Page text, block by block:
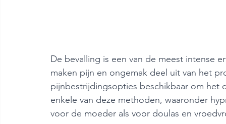
De bevalling is een van de meest intense
maken pijn en ongemak deel uit van het
pijnbestrijdingsopties beschikbaar om
enkele van deze methoden, waaronder
voor de moeder als voor doulas en